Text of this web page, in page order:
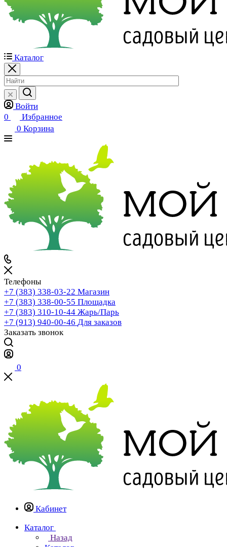
Каталог
Войти
0
Избранное
0 Корзина
Телефоны
+7 (383) 338-03-22 Магазин
+7 (383) 338-00-55 Площадка
+7 (383) 310-10-44 Жарь/Парь
+7 (913) 940-00-46 Для заказов
Заказать звонок
0
Кабинет
Каталог
Назад